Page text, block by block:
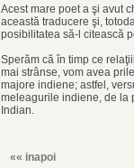
Acest mare poet a şi avut
această traducere şi,
posibilitatea să-l citească
Sperăm că în timp ce
mai strânse, vom avea
majore indiene; astfel,
meleagurile indiene, de la
Indian.
«« inapoi